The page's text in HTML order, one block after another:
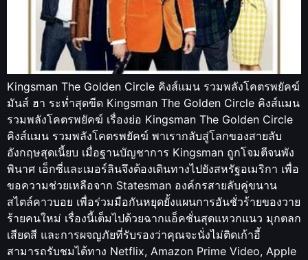
Kingsman The Golden Circle คิงส์แมน รวมพลังโคตรพยัคฆ์
มันส์ ฮา ระห่ำสุดขีด Kingsman The Golden Circle คิงส์แมน
รวมพลังโคตรพยัคฆ์ เรื่องย่อ Kingsman The Golden Circle
คิงส์แมน รวมพลังโคตรพยัคฆ์ พาเรากลับสู่โลกของสายลับ
อังกฤษสุดเนี้ยบ เมื่อฐานบัญชาการ Kingsman ถูกโจมตีจนพัง
พินาศ เอ็กซี่และเมอร์ลินจึงต้องเดินทางไปยังสหรัฐอเมริกา เพื่อ
ขอความช่วยเหลือจาก Statesman องค์กรสายลับคู่ขนาน
สไตล์คาวบอย เพื่อร่วมมือกันหยุดยั้งแผนการอันชั่วร้ายของวาย
ร้ายคนใหม่ เรื่องนี้เต็มไปด้วยฉากแอ็คชั่นสุดแหวกแนว มุกตลก
เสียดสี และการผจญภัยที่รับรองว่าคุณจะนั่งไม่ติดเก้าอี้
สามารถรับชมได้ทาง Netflix, Amazon Prime Video, Apple